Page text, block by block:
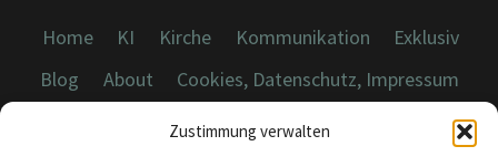
Zustimmung verwalten
Home KI Kirche Kommunikation
Exklusiv
Blog
About Cookies, Datenschutz, Impressum